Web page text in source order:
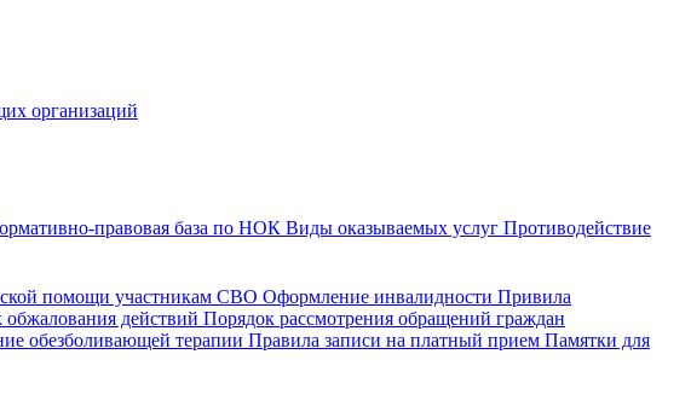
организаций
правовая база по НОК Виды оказываемых услуг Противодействие
помощи участникам СВО Оформление инвалидности Привила
обжалования действий Порядок рассмотрения обращений граждан
обезболивающей терапии Правила записи на платный прием Памятки для